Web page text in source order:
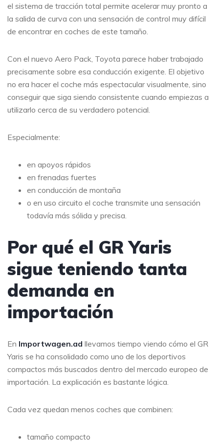
el sistema de tracción total permite acelerar muy pronto a
la salida de curva con una sensación de control muy difícil
de encontrar en coches de este tamaño.
Con el nuevo Aero Pack, Toyota parece haber trabajado
precisamente sobre esa conducción exigente. El objetivo
no era hacer el coche más espectacular visualmente, sino
conseguir que siga siendo consistente cuando empiezas a
utilizarlo cerca de su verdadero potencial.
Especialmente:
en apoyos rápidos
en frenadas fuertes
en conducción de montaña
o en uso circuito el coche transmite una sensación
todavía más sólida y precisa.
Por qué el GR Yaris
sigue teniendo tanta
demanda en
importación
En Importwagen.ad llevamos tiempo viendo cómo el GR
Yaris se ha consolidado como uno de los deportivos
compactos más buscados dentro del mercado europeo de
importación. La explicación es bastante lógica.
Cada vez quedan menos coches que combinen:
tamaño compacto